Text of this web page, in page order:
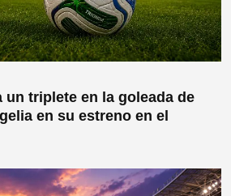
un triplete en la goleada de
en su estreno en el